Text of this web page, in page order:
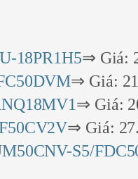
18PR1H5⇒ Giá:
⇒ Giá:
⇒ Giá:
⇒ Giá:
S5/